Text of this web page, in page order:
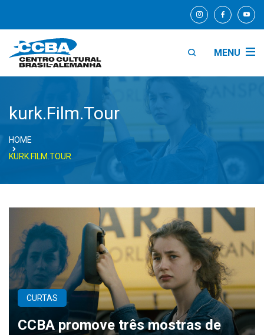
MENU
kurk.Film.Tour
HOME
KURK.FILM.TOUR
CURTAS
CCBA promove três mostras de